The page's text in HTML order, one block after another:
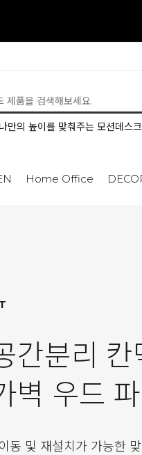
생활 속 편리한 이동식 사이드 테이
공간분리 인테리어의 시작 파티션
나만의 높이를 맞춰주는 모션데스크
Home Office
간분리
벽 우드
동 및 재설치가 가능한